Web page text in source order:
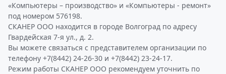
«Компьютеры – производство» и «Компьютеры - ремонт»
под номером 576198.
СКАНЕР ООО находится в городе Волгоград по адресу
Гвардейская 7-я ул., д. 2.
Вы можете связаться с представителем организации по
телефону +7(8442) 24-26-30 и +7(8442) 23-24-17.
Режим работы СКАНЕР ООО рекомендуем уточнить по